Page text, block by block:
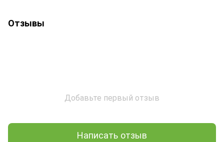
Отзывы
Добавьте первый отзыв
Написать отзыв